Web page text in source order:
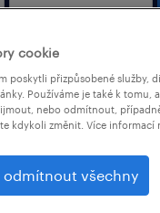
cookie
poskytli přizpůsobené služby,
Používáme je také k tomu,
nebo odmítnout,
kdykoli změnit. Více informací
odmítnout všechny